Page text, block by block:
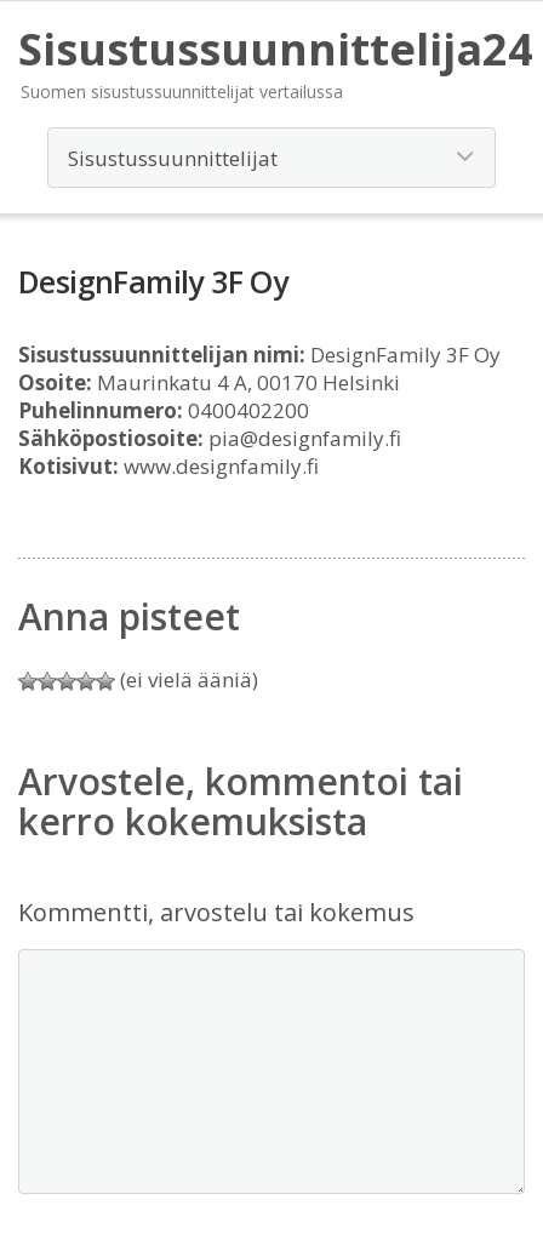
Sisustussuunnittelija24
Suomen sisustussuunnittelijat vertailussa
DesignFamily 3F Oy
Sisustussuunnittelijan nimi: DesignFamily 3F Oy
Osoite: Maurinkatu 4 A, 00170 Helsinki
Puhelinnumero: 0400402200
Sähköpostiosoite: pia@designfamily.fi
Kotisivut: www.designfamily.fi
Anna pisteet
(ei vielä ääniä)
Arvostele, kommentoi tai
kerro kokemuksista
Kommentti, arvostelu tai kokemus